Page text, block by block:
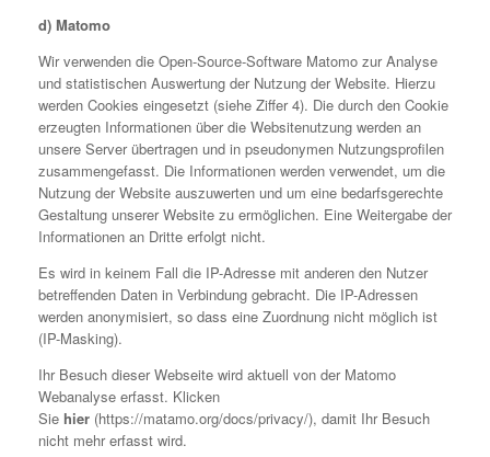
d) Matomo
Wir verwenden die Open-Source-Software Matomo zur Analyse
und statistischen Auswertung der Nutzung der Website. Hierzu
werden Cookies eingesetzt (siehe Ziffer 4). Die durch den Cookie
erzeugten Informationen über die Websitenutzung werden an
unsere Server übertragen und in pseudonymen Nutzungsprofilen
zusammengefasst. Die Informationen werden verwendet, um die
Nutzung der Website auszuwerten und um eine bedarfsgerechte
Gestaltung unserer Website zu ermöglichen. Eine Weitergabe der
Informationen an Dritte erfolgt nicht.
Es wird in keinem Fall die IP-Adresse mit anderen den Nutzer
betreffenden Daten in Verbindung gebracht. Die IP-Adressen
werden anonymisiert, so dass eine Zuordnung nicht möglich ist
(IP-Masking).
Ihr Besuch dieser Webseite wird aktuell von der Matomo
Webanalyse erfasst. Klicken
Sie hier (https://matamo.org/docs/privacy/), damit Ihr Besuch
nicht mehr erfasst wird.